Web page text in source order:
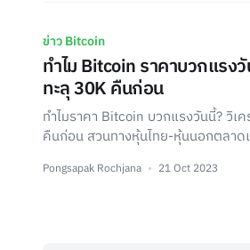
ข่าว Bitcoin
ทำไม Bitcoin ราคาบวกแรง
ทะลุ 30K คืนก่อน
ทำไมราคา Bitcoin บวกแรงวันนี้? วิ
คืนก่อน สวนทางหุ้นไทย-หุ้นนอกตลาด
Pongsapak Rochjana 21 Oct 2023